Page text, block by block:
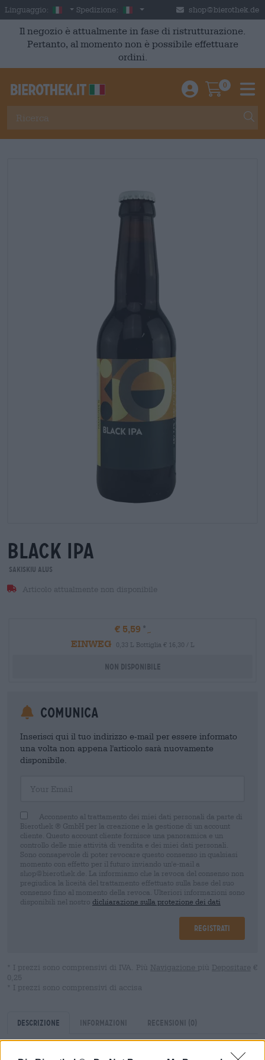
Skip to main content
Linguaggio: Italian
Spedizione: Italia shop@bierothek.de
Il negozio è attualmente in fase di ristrutturazione.
Pertanto, al momento non è possibile effettuare
ordini.
Einloggen /
0
black ipa
Sakiskiu Alus
Articolo attualmente non disponibile
€ 5,59
EINWEG
0,33 L Bottiglia € 16,30 / L
Non disponibile
Comunica
Inserisci qui il tuo indirizzo e-mail per essere informato
una volta non appena l'articolo sarà nuovamente
disponibile.
Acconsento al trattamento dei miei dati personali da parte di
Bierothek ® GmbH per la creazione e la gestione di un account
cliente. Questo account cliente fornisce una panoramica e un
controllo delle mie attività di vendita e dei miei dati personali.
Sono consapevole di poter revocare questo consenso in qualsiasi
momento con effetto per il futuro inviando un'e-mail a
shop@bierothek.de. La informiamo che la revoca del consenso non
pregiudica la liceità del trattamento effettuato sulla base del suo
consenso fino al momento della revoca. Ulteriori informazioni sono
disponibili nel nostro dichiarazione sulla protezione dei dati
Registrati
* I prezzi sono comprensivi di IVA. Più Navigazione più Depositare €
0,25
* I prezzi sono comprensivi di accisa
Descrizione Informazioni Recensioni (0)